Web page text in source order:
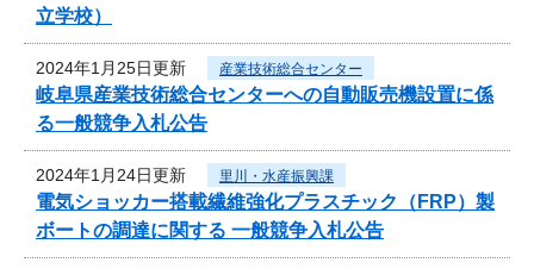
立学校）
2024年1月25日更新 産業技術総合センター
岐阜県産業技術総合センターへの自動販売機設置に係
る一般競争入札公告
2024年1月24日更新 里川・水産振興課
電気ショッカー搭載繊維強化プラスチック（FRP）製
ボートの調達に関する 一般競争入札公告